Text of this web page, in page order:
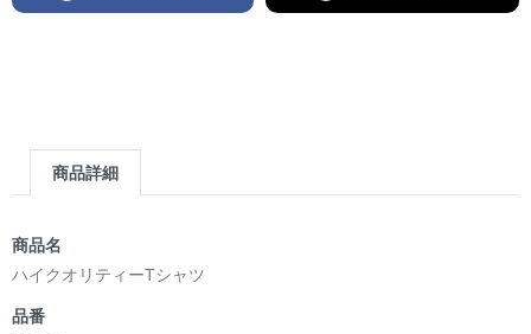
商品詳細
商品名
ハイクオリティーTシャツ
品番